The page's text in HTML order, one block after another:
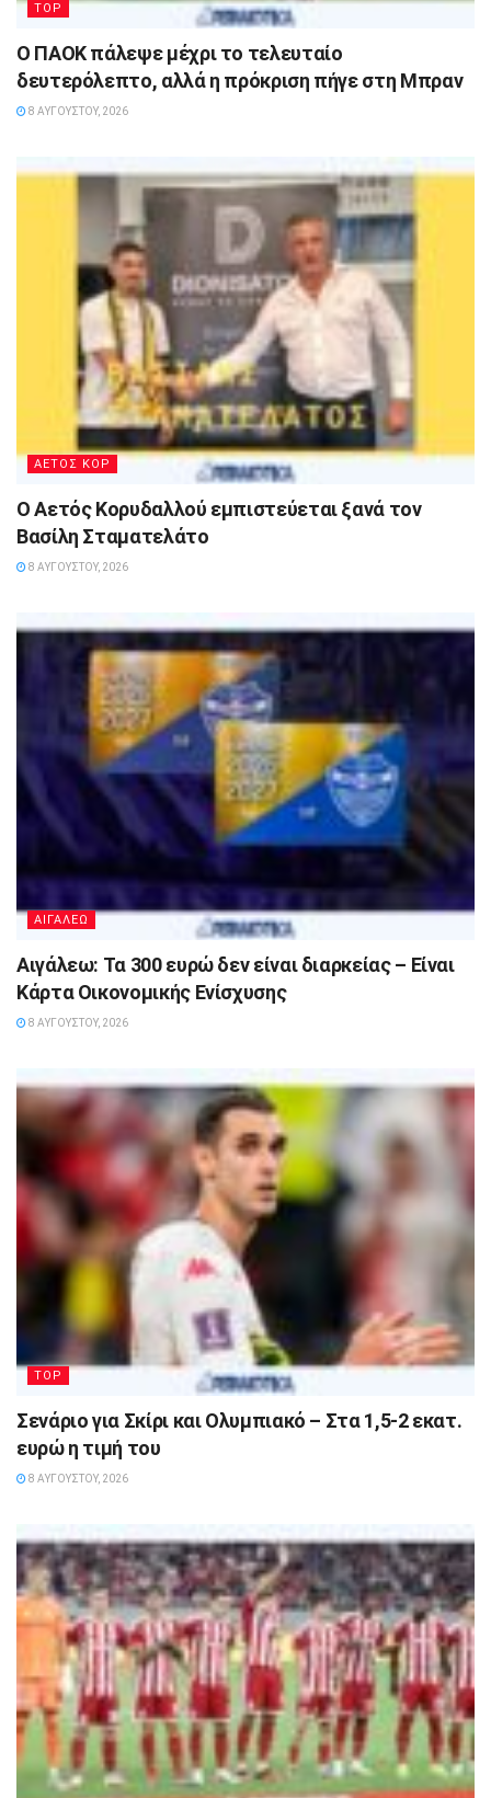
TOP
Ο ΠΑΟΚ πάλεψε μέχρι το τελευταίο
δευτερόλεπτο, αλλά η πρόκριση πήγε στη Μπραν
8 ΑΥΓΟΎΣΤΟΥ, 2026
ΑΕΤΟΣ ΚΟΡ
Ο Αετός Κορυδαλλού εμπιστεύεται ξανά τον
Βασίλη Σταματελάτο
8 ΑΥΓΟΎΣΤΟΥ, 2026
ΑΙΓΑΛΕΩ
Αιγάλεω: Τα 300 ευρώ δεν είναι διαρκείας – Είναι
Κάρτα Οικονομικής Ενίσχυσης
8 ΑΥΓΟΎΣΤΟΥ, 2026
TOP
Σενάριο για Σκίρι και Ολυμπιακό – Στα 1,5-2 εκατ.
ευρώ η τιμή του
8 ΑΥΓΟΎΣΤΟΥ, 2026